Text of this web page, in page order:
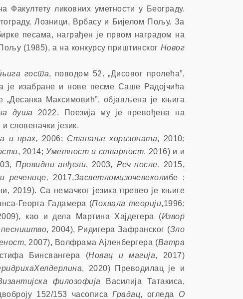
Факултету ликовних уметности у Београду.
Лозници, Врбасу и Бијелом Пољу. За
песама, награђен је првом наградом на
(1985), а на конкурсу приштинског Новог
госта, поводом 52. „Дисовог пролећа”,
је изабране и нове песме Саше Радојчића
„Десанка Максимовић”, објављена је књига
душа 2022.
Поезија му је превођена на
словеначки језик.
и прах, 2006; Стапање хоризоната, 2010;
, 2014;Уметност и стварност, 2016) и и
Провидни анђели, 2003, Реч после, 2015,
реченице, 2017,Засветломизочевеколибе :
2019). Са немачког језика превео је књиге
Георга Гадамера (Похвала теорији,1996;
као и дела Мартина Хајдегера (Извор
, 2004), Ридигера Зафранског (Зло
, 2007), Волфрама Ајленбергера (Ватра
Бинсвангера (Новац и магија, 2017)
, 2020) Преводилац је и
филозофија
Василија Татакиса,
152/153 часописаГрадац, огледа О